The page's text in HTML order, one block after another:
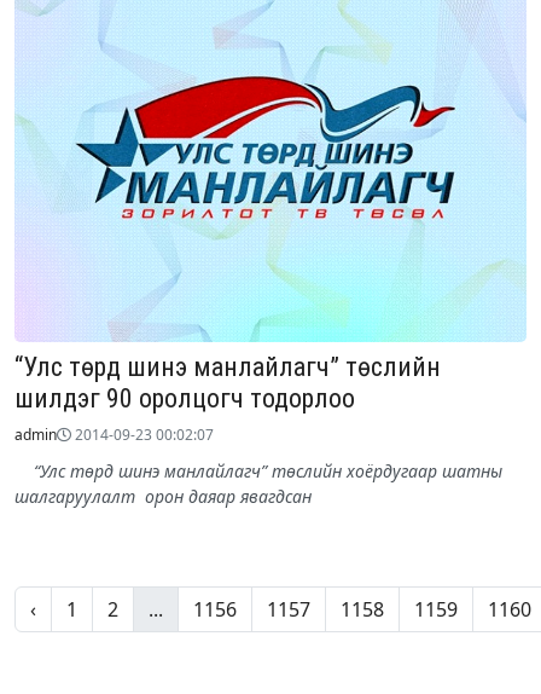
“Улс төрд шинэ манлайлагч” төслийн
шилдэг 90 оролцогч тодорлоо
admin 2014-09-23 00:02:07
шалгаруулалт орон даяар явагдсан
‹ 1 2 ... 1156 1157 1158 1159 1160